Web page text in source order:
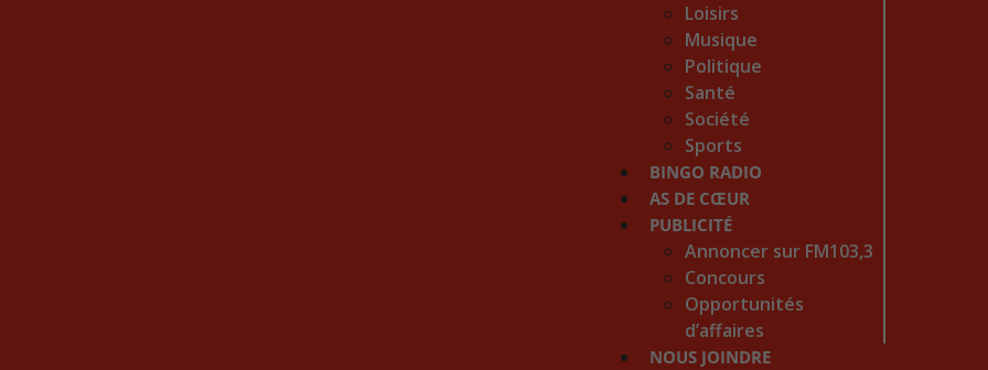
Loisirs
Musique
Politique
Santé
Société
Sports
BINGO RADIO
AS DE CŒUR
PUBLICITÉ
Annoncer sur FM103,3
Concours
Opportunités
d’affaires
NOUS JOINDRE